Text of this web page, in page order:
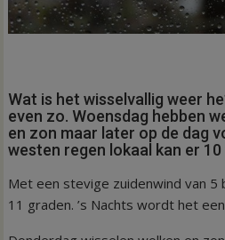
Wat is het wisselvallig weer
even zo. Woensdag hebben
en zon maar later op de dag
westen regen lokaal kan er
Met een stevige zuidenwind van
11 graden. ’s Nachts wordt het